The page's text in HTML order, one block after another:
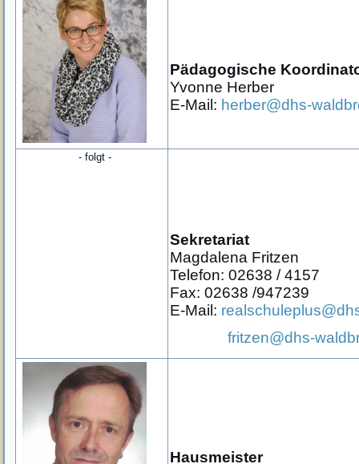
Pädagogische
Yvonne Herber
E-Mail: herber@dhs-
- folgt -
Sekretariat
Magdalena Fritzen
Telefon: 02638 / 4157
Fax: 02638 /947239
E-Mail:
fritzen@dhs-
Hausmeister